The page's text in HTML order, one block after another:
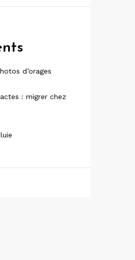
d’orages
: migrer chez